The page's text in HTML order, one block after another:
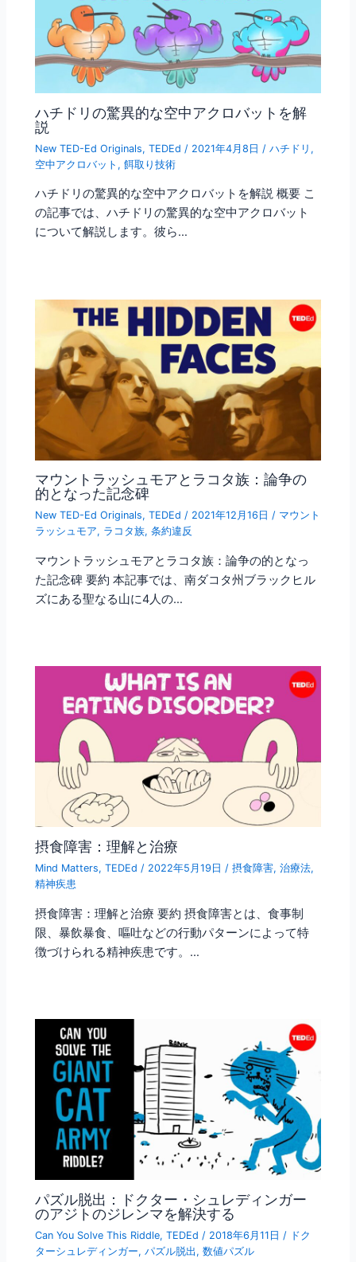
ハチドリの驚異的な空中アクロバットを解
説
New TED-Ed Originals,TEDEd / 2021年4月8日 /ハチドリ ,
空中アクロバット ,餌取り技術
ハチドリの驚異的な空中アクロバットを解説 概要 こ
の記事では、ハチドリの驚異的な空中アクロバット
について解説します。彼ら…
マウントラッシュモアとラコタ族：論争の
的となった記念碑
New TED-Ed Originals,TEDEd / 2021年12月16日/ マウント
ラッシュモア, ラコタ族,条約違反
マウントラッシュモアとラコタ族：論争の的となっ
た記念碑 要約 本記事では、南ダコタ州ブラックヒル
ズにある聖なる山に4人の…
摂食障害：理解と治療
Mind Matters,TEDEd / 2022年5月19日/摂食障害,治療法,
精神疾患
摂食障害：理解と治療 要約 摂食障害とは、食事制
限、暴飲暴食、嘔吐などの行動パターンによって特
徴づけられる精神疾患です。…
パズル脱出：ドクター・シュレディンガー
のアジトのジレンマを解決する
Can You Solve This Riddle,TEDEd / 2018年6月11日 / ドク
ターシュレディンガー,パズル脱出 ,数値パズル